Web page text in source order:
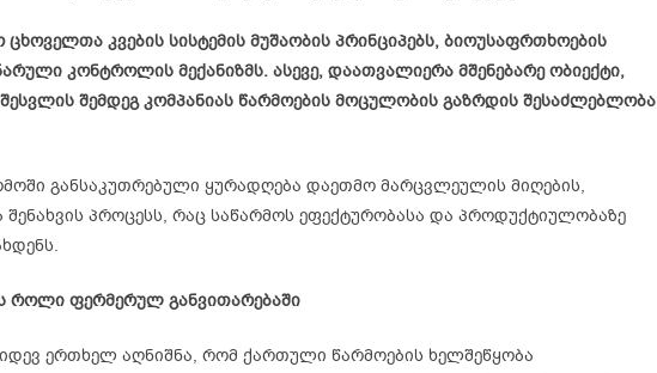
კვების სისტემის მუშაობის პრინციპებს, ბიოუსაფრთხოების
კონტროლის მექანიზმს. ასევე, დაათვალიერა მშენებარე ობიექტი,
შემდეგ კომპანიას წარმოების მოცულობის გაზრდის შესაძლებლობა
განსაკუთრებული ყურადღება დაეთმო მარცვლეულის მიღების,
პროცესს, რაც საწარმოს ეფექტურობასა და პროდუქტიულობაზე
როლი ფერმერულ განვითარებაში
ერთხელ აღნიშნა, რომ ქართული წარმოების ხელშეწყობა